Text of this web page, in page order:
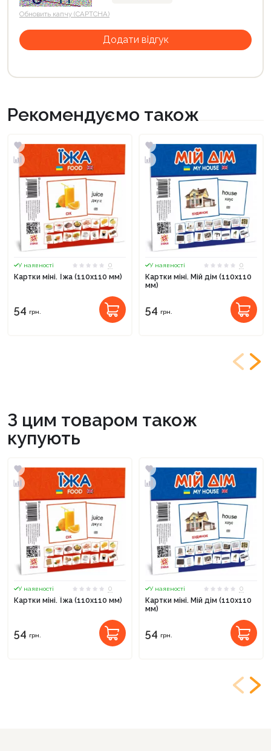
Обновить капчу (CAPTCHA)
Рекомендуємо також
У наявності
0
Картки міні. Їжа (110х110 мм)
54 грн.
У наявності
0
Картки міні. Мій дім (110х110
мм)
54 грн.
З цим товаром також
купують
У наявності
0
Картки міні. Їжа (110х110 мм)
54 грн.
У наявності
0
Картки міні. Мій дім (110х110
мм)
54 грн.